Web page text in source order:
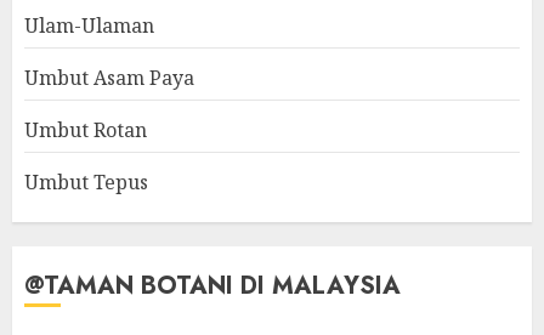
Ulam-Ulaman
Umbut Asam Paya
Umbut Rotan
Umbut Tepus
@TAMAN BOTANI DI MALAYSIA